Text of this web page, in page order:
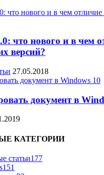
что нового и в чем
версий?
27.05.2018
документ в
КАТЕГОРИИ
статьи177
151